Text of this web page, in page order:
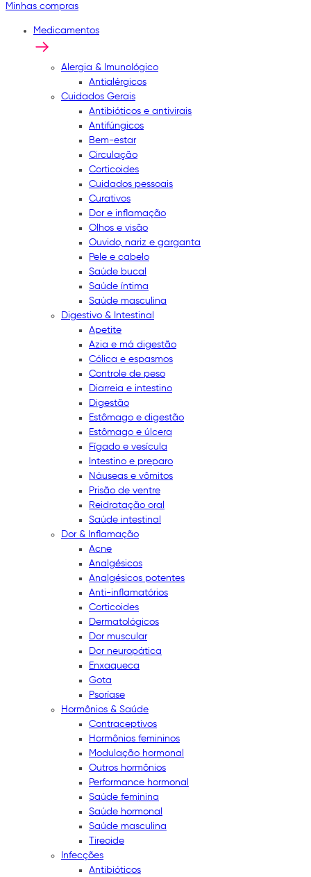
Minhas compras
Medicamentos
Alergia & Imunológico
Antialérgicos
Cuidados Gerais
Antibióticos e antivirais
Antifúngicos
Bem-estar
Circulação
Corticoides
Cuidados pessoais
Curativos
Dor e inflamação
Olhos e visão
Ouvido, nariz e garganta
Pele e cabelo
Saúde bucal
Saúde íntima
Saúde masculina
Digestivo & Intestinal
Apetite
Azia e má digestão
Cólica e espasmos
Controle de peso
Diarreia e intestino
Digestão
Estômago e digestão
Estômago e úlcera
Fígado e vesícula
Intestino e preparo
Náuseas e vômitos
Prisão de ventre
Reidratação oral
Saúde intestinal
Dor & Inflamação
Acne
Analgésicos
Analgésicos potentes
Anti-inflamatórios
Corticoides
Dermatológicos
Dor muscular
Dor neuropática
Enxaqueca
Gota
Psoríase
Hormônios & Saúde
Contraceptivos
Hormônios femininos
Modulação hormonal
Outros hormônios
Performance hormonal
Saúde feminina
Saúde hormonal
Saúde masculina
Tireoide
Infecções
Antibióticos